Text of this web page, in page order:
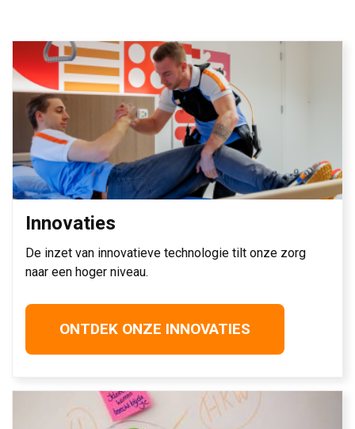
Innovaties
De inzet van innovatieve technologie tilt onze zorg
naar een hoger niveau.
ONTDEK ONZE INNOVATIES